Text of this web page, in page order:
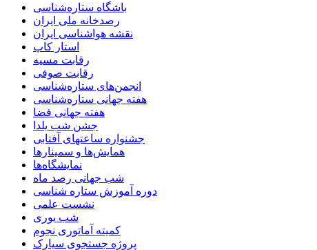
باشگاه ستاره‌شناسی
رصدخانه ملی ایران
نقشه هواشناسی ایران
استار کاپ
رقابت مسیه
رقابت صوفی
انجمن‌های ستاره‌شناسی
هفته جهانی ستاره‌شناسی
هفته جهانی فضا
جشن شب یلدا
جشنواره ساعتهای آفتابی
همایش‌ها و سمینارها
نمایشگاه‌ها
شب جهانی رصد ماه
دوره آموزش ستاره شناسی
نشست علمی
شب یوری
کمیته آماتوری نجوم
پروژه جستجوی سیارک